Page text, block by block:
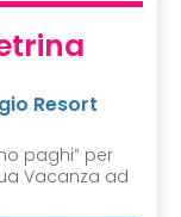
Resort
paghi” per
Vacanza ad